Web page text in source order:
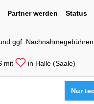
Partner werden Status
ggf.
mit in Halle (Saale)
Nur